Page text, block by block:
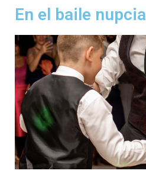
En el baile nupcial